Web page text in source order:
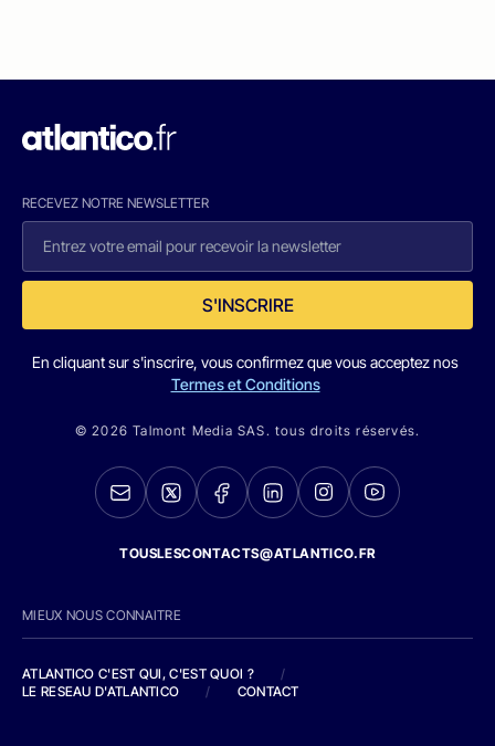
RECEVEZ NOTRE NEWSLETTER
S'INSCRIRE
En cliquant sur s'inscrire, vous confirmez que vous acceptez nos
Termes et Conditions
© 2026 Talmont Media SAS. tous droits réservés.
TOUSLESCONTACTS@ATLANTICO.FR
MIEUX NOUS CONNAITRE
ATLANTICO C'EST QUI, C'EST QUOI ?
/
LE RESEAU D'ATLANTICO
/ CONTACT